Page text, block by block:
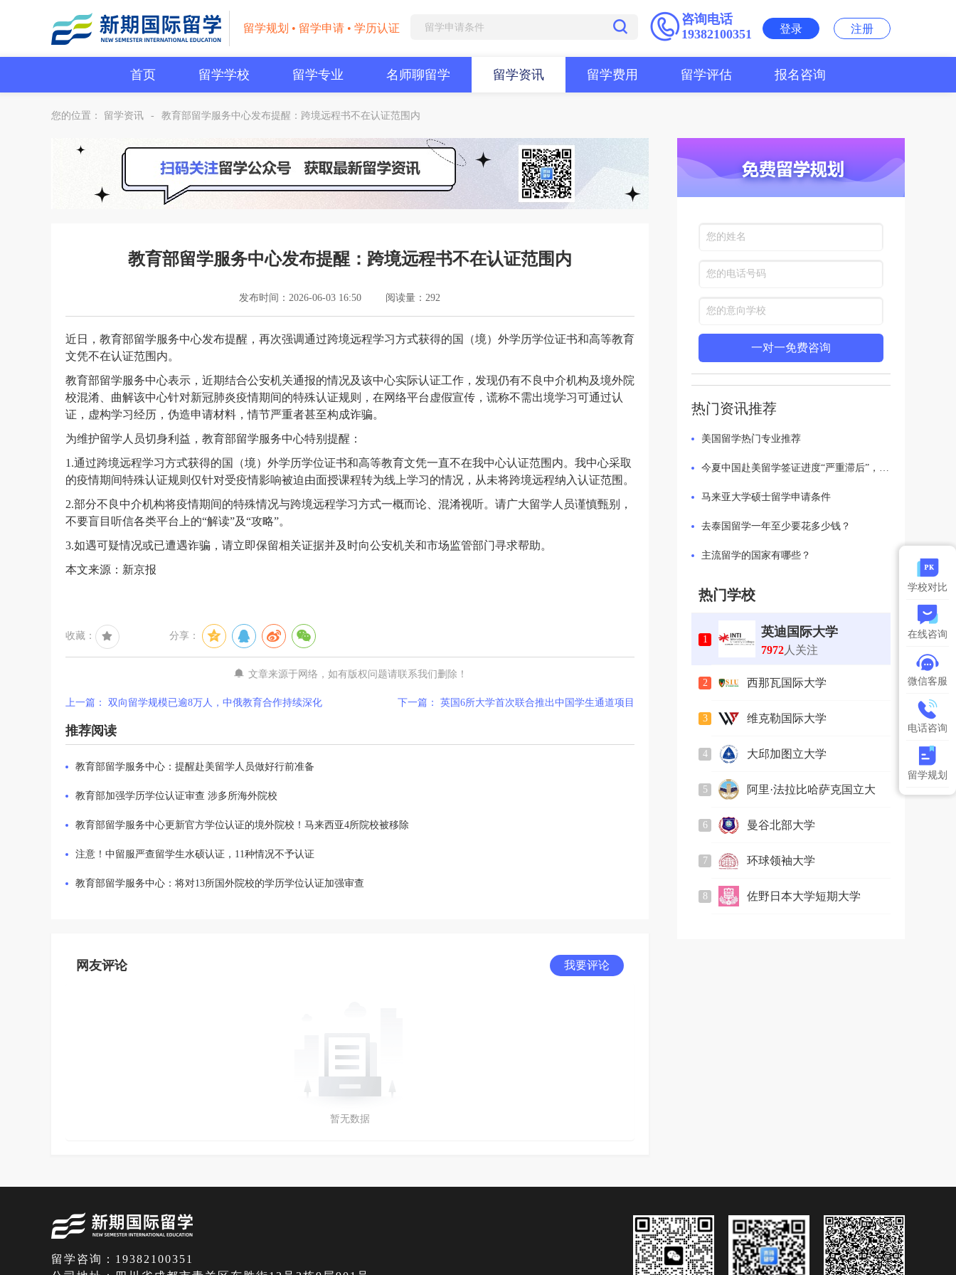
留学规划 • 留学申请 • 学历认证
咨询电话
19382100351
登录 注册
首页 留学学校 留学专业 名师聊留学 留学资讯 留学费用 留学评估 报名咨询
您的位置： 留学资讯 - 教育部留学服务中心发布提醒：跨境远程书不在认证范围内
教育部留学服务中心发布提醒：跨境远程书不在认证范围内
发布时间：2026-06-03 16:50 阅读量：292
近日，教育部留学服务中心发布提醒，再次强调通过跨境远程学习方式获得的国（境）外学历学位证书和高等教育
文凭不在认证范围内。
教育部留学服务中心表示，近期结合公安机关通报的情况及该中心实际认证工作，发现仍有不良中介机构及境外院
校混淆、曲解该中心针对新冠肺炎疫情期间的特殊认证规则
，在网络平台虚假宣传，谎称不需出境学习可通过认
证，虚构学习经历，伪造申请材料，情节严重者甚至构成诈骗。
为维护留学人员切身利益，教育部留学服务中心特别提醒：
1.通过跨境远程学习方式获得的国（境）外学历学位证书和高等教育文凭一直不在我中心认证范围内。我中心采取
的疫情期间特殊认证规则仅针对受疫情影响被迫由面授课程转为线上学习的情况，从未将跨境远程纳入认证范围。
2.部分不良中介机构将疫情期间的特殊情况与跨境远程学习方式一概而论、混淆视听。请广大留学人员谨慎甄别，
不要盲目听信各类平台上的“解读”及“攻略”。
3.如遇可疑情况或已遭遇诈骗，请立即保留相关证据并及时向公安机关和市场监管部门寻求帮助。
本文来源：新京报
收藏： 分享：
文章来源于网络，如有版权问题请联系我们删除！
上一篇： 双向留学规模已逾8万人，中俄教育合作持续深化 下一篇： 英国6所大学首次联合推出中国学生通道项目
推荐阅读
教育部留学服务中心：提醒赴美留学人员做好行前准备
教育部加强学历学位认证审查 涉多所海外院校
教育部留学服务中心更新官方学位认证的境外院校！马来西亚4所院校被移除
注意！中留服严查留学生水硕认证，11种情况不予认证
教育部留学服务中心：将对13所国外院校的学历学位认证加强审查
网友评论 我要评论
暂无数据
一对一免费咨询
热门资讯推荐
美国留学热门专业推荐
今夏中国赴美留学签证进度“严重滞后”，香港新加坡成留学生“新宠”
马来亚大学硕士留学申请条件
去泰国留学一年至少要花多少钱？
主流留学的国家有哪些？
热门学校
1 英迪国际大学
7972 人关注
2
西那瓦国际大学
3
维克勒国际大学
4
大邱加图立大学
5
阿里·法拉比哈萨克国立大
6
曼谷北部大学
7
环球领袖大学
8
佐野日本大学短期大学
留学咨询：19382100351
学校对比
在线咨询
微信客服
电话咨询
留学规划